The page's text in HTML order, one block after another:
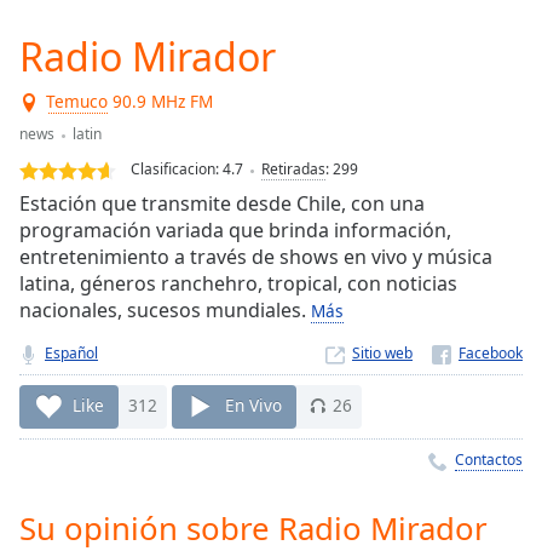
Current
Time0:00
Duration-:-
Loaded
0.00%
Stream
TypeLIVE
Seek to
currently
behind
Remaining
Time-
Radio Mirador
Temuco 90.9 MHz FM
news
latin
Clasificacion:4.7 Retiradas:299
Estación que transmite desde Chile, con una
programación variada que brinda información,
entretenimiento a través de shows en vivo y música
latina, géneros ranchehro, tropical, con noticias
nacionales, sucesos mundiales. Más
Español Sitio web
Like 312 En Vivo 26
Contactos
Su opinión sobre Radio Mirador